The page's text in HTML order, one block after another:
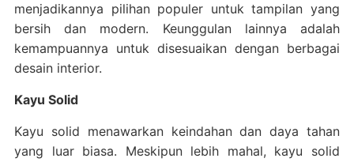
menjadikannya pilihan populer untuk tampilan yang
bersih dan modern. Keunggulan lainnya adalah
kemampuannya untuk disesuaikan dengan berbagai
desain interior.
Kayu Solid
Kayu solid menawarkan keindahan dan daya tahan
yang luar biasa. Meskipun lebih mahal, kayu solid